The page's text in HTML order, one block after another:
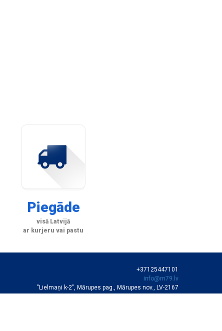
Piegāde
visā Latvijā
ar kurjeru vai pastu
+37125447101
info@m79.lv
"Lielmaņi k-2", Mārupes pag., Mārupes nov., LV-2167